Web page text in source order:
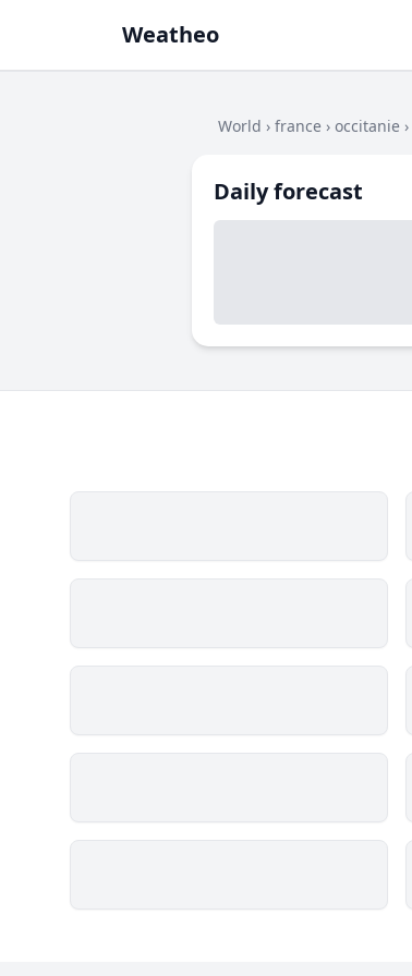
Weatheo
World › france › occitanie ›
Daily forecast